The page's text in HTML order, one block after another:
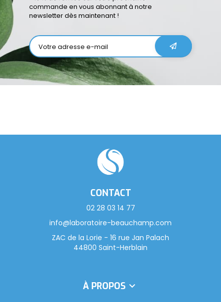
commande en vous abonnant à notre
newsletter dès maintenant !
CONTACT
02 28 03 14 77
info@laboratoire-beauchamp.com
ZAC de la Lorie - 16 rue Jan Palach
44800 Saint-Herblain
À PROPOS 